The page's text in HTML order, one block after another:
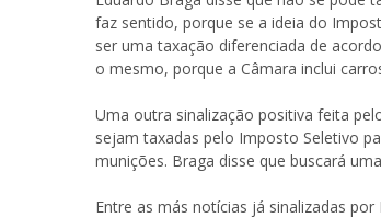
faz sentido, porque se a ideia do
ser uma taxação diferenciada de
o mesmo, porque a Câmara inclui
Uma outra sinalização positiva feita
sejam taxadas pelo Imposto Seletivo
munições. Braga disse que buscará
Entre as más notícias já sinalizadas